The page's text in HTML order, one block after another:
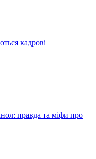
кадрові
правда та міфи про